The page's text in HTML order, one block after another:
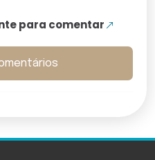
para comentar